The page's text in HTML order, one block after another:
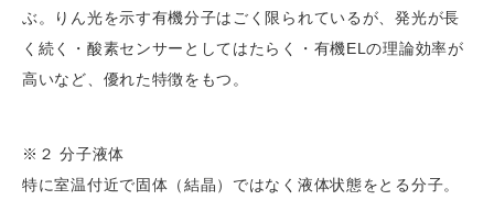
ぶ。りん光を示す有機分子はごく限られているが、発光が長
く続く・酸素センサーとしてはたらく・有機ELの理論効率が
高いなど、優れた特徴をもつ。
※２ 分子液体
特に室温付近で固体（結晶）ではなく液体状態をとる分子。